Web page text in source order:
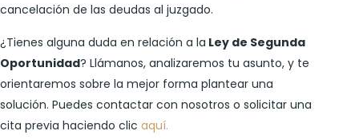
cancelación de las deudas al juzgado.
¿Tienes alguna duda en relación a la Ley de Segunda
Oportunidad? Llámanos, analizaremos tu asunto, y te
orientaremos sobre la mejor forma plantear una
solución. Puedes contactar con nosotros o solicitar una
cita previa haciendo clic aquí.